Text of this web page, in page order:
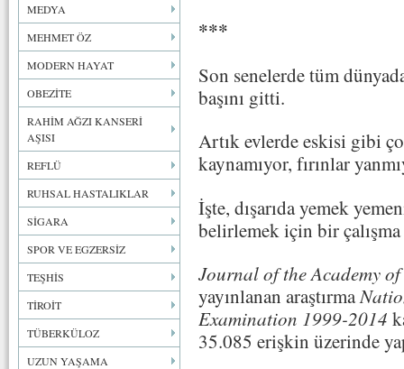
MEDYA
MEHMET ÖZ
MODERN HAYAT
OBEZİTE
RAHİM AĞZI KANSERİ
AŞISI
REFLÜ
RUHSAL HASTALIKLAR
SİGARA
SPOR VE EGZERSİZ
TEŞHİS
TİROİT
TÜBERKÜLOZ
UZUN YAŞAMA
***
Son senelerde tüm
başını gitti.
Artık evlerde eskisi gibi
kaynamıyor, fırınlar
İşte, dışarıda yemek
belirlemek için bir çalışma
Journal of the Academy
yayınlanan araştırma
Examination 1999-2014
35.085 erişkin üzerinde